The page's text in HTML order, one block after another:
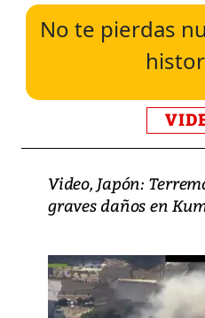
No te pierdas
Video, Japón:
graves daños en